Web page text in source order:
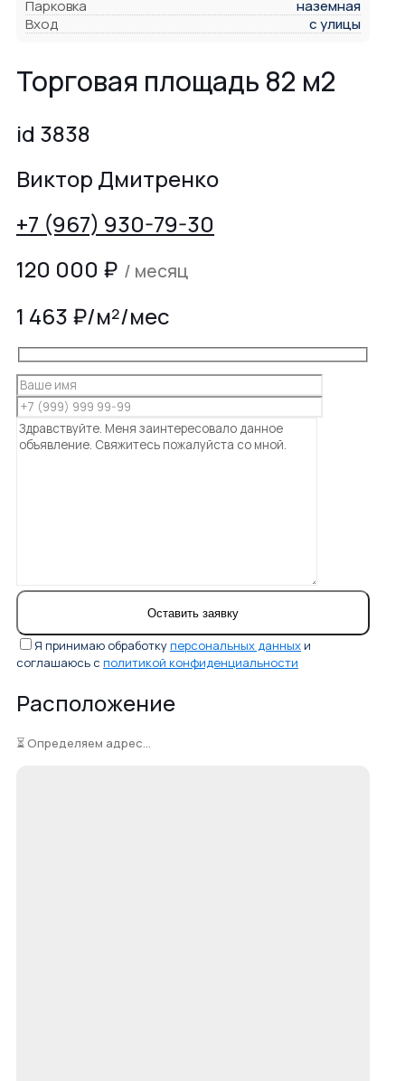
Парковка
наземная
Вход
с улицы
Торговая площадь 82 м2
id 3838
Виктор Дмитренко
+7 (967) 930-79-30
120 000 ₽ / месяц
1 463 ₽/м²/мес
Я принимаю обработкуперсональных данных и
соглашаюсь с политикой конфиденциальности
Расположение
⏳ Определяем адрес...